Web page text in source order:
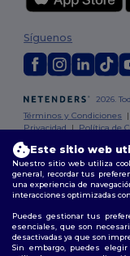
2026.
Términos y Condiciones |
Privacidad|Política de
Síguenos
Madrid| Barcelona |
Palma | Bilbao | Alicante
Este sitio web
Nuestro sitio web utiliza
general, recordar tus
una experiencia de
interacciones optimizadas
Puedes gestionar tus
esenciales, que son
desactivadas ya que son
Sin embargo, puedes